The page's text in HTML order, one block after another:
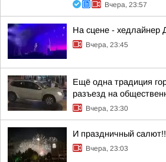
Вчера, 23:57
На сцене - хедлайнер
Вчера, 23:45
Ещё одна традиция
разъезд на
Вчера, 23:30
И праздничный
Вчера, 23:03